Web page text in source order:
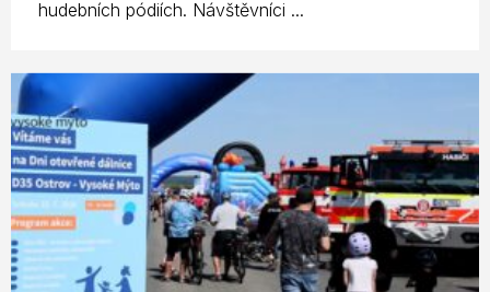
hudebních pódiích. Návštěvníci ...